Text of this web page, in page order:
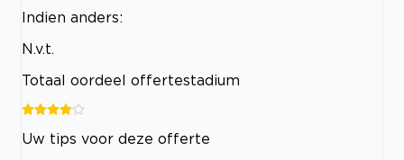
Indien anders:
N.v.t.
Totaal oordeel offertestadium
Uw tips voor deze offerte